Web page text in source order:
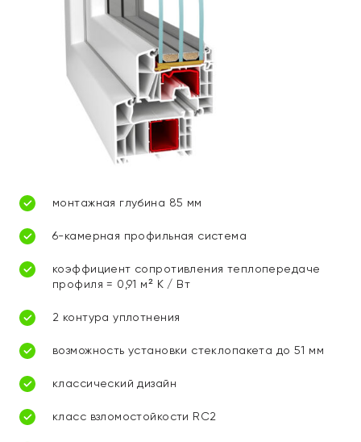
монтажная глубина 85 мм
6-камерная профильная система
коэффициент сопротивления теплопередаче
профиля = 0,91 м² К / Вт
2 контура уплотнения
возможность установки стеклопакета до 51 мм
классический дизайн
класс взломостойкости RC2